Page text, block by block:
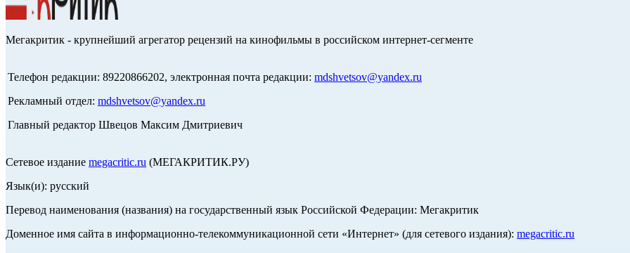
Мегакритик - крупнейший агрегатор рецензий на кинофильмы в российском интернет-сегменте
Телефон редакции: 89220866202, электронная почта редакции: mdshvetsov@yandex.ru
Рекламный отдел: mdshvetsov@yandex.ru
Главный редактор Швецов Максим Дмитриевич
Сетевое издание megacritic.ru (МЕГАКРИТИК.РУ)
Язык(и): русский
Перевод наименования (названия) на государственный язык Российской Федерации: Мегакритик
Доменное имя сайта в информационно-телекоммуникационной сети «Интернет» (для сетевого издания): megacritic.ru